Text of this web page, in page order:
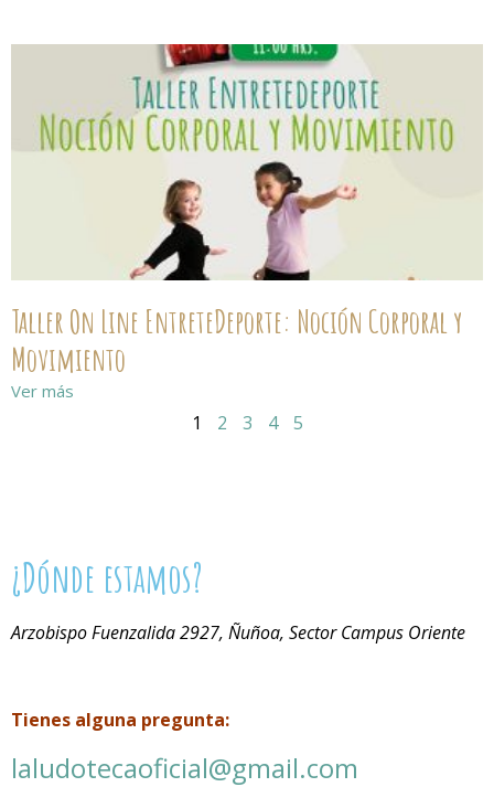
Taller On Line EntreteDeporte: Noción Corporal y
Movimiento
Ver más
1 2 3 4 5
¿Dónde estamos?
Arzobispo Fuenzalida 2927, Ñuñoa, Sector Campus Oriente
Tienes alguna pregunta:
laludotecaoficial@gmail.com